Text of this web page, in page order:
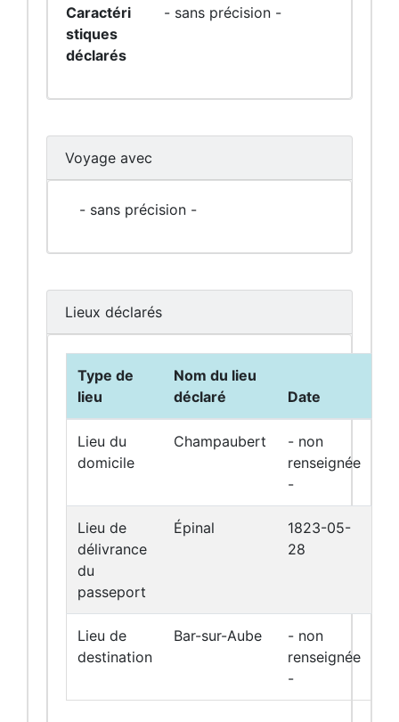
Caractéri
stiques
déclarés
- sans précision -
Voyage avec
- sans précision -
Lieux déclarés
Type de
lieu
Nom du lieu
déclaré
Date
Lieu du
domicile
Champaubert
- non
renseignée
-
Lieu de
délivrance
du
passeport
Épinal
1823-05-
28
Lieu de
destination
Bar-sur-Aube
- non
renseignée
-